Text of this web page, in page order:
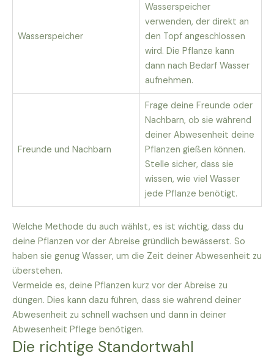
Wasserspeicher
Wasserspeicher
verwenden, der direkt an
den Topf angeschlossen
wird. Die Pflanze kann
dann nach Bedarf Wasser
aufnehmen.
Freunde und Nachbarn
Frage deine Freunde oder
Nachbarn, ob sie während
deiner Abwesenheit deine
Pflanzen gießen können.
Stelle sicher, dass sie
wissen, wie viel Wasser
jede Pflanze benötigt.
Welche Methode du auch wählst, es ist wichtig, dass du
deine Pflanzen vor der Abreise gründlich bewässerst. So
haben sie genug Wasser, um die Zeit deiner Abwesenheit zu
überstehen.
Vermeide es, deine Pflanzen kurz vor der Abreise zu
düngen. Dies kann dazu führen, dass sie während deiner
Abwesenheit zu schnell wachsen und dann in deiner
Abwesenheit Pflege benötigen.
Die richtige Standortwahl